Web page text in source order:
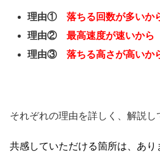
理由①落ちる回数が多いか
理由②最高速度が速いから
理由③落ちる高さが高いか
それぞれの理由を詳しく、解説し
共感していただける箇所は、あり